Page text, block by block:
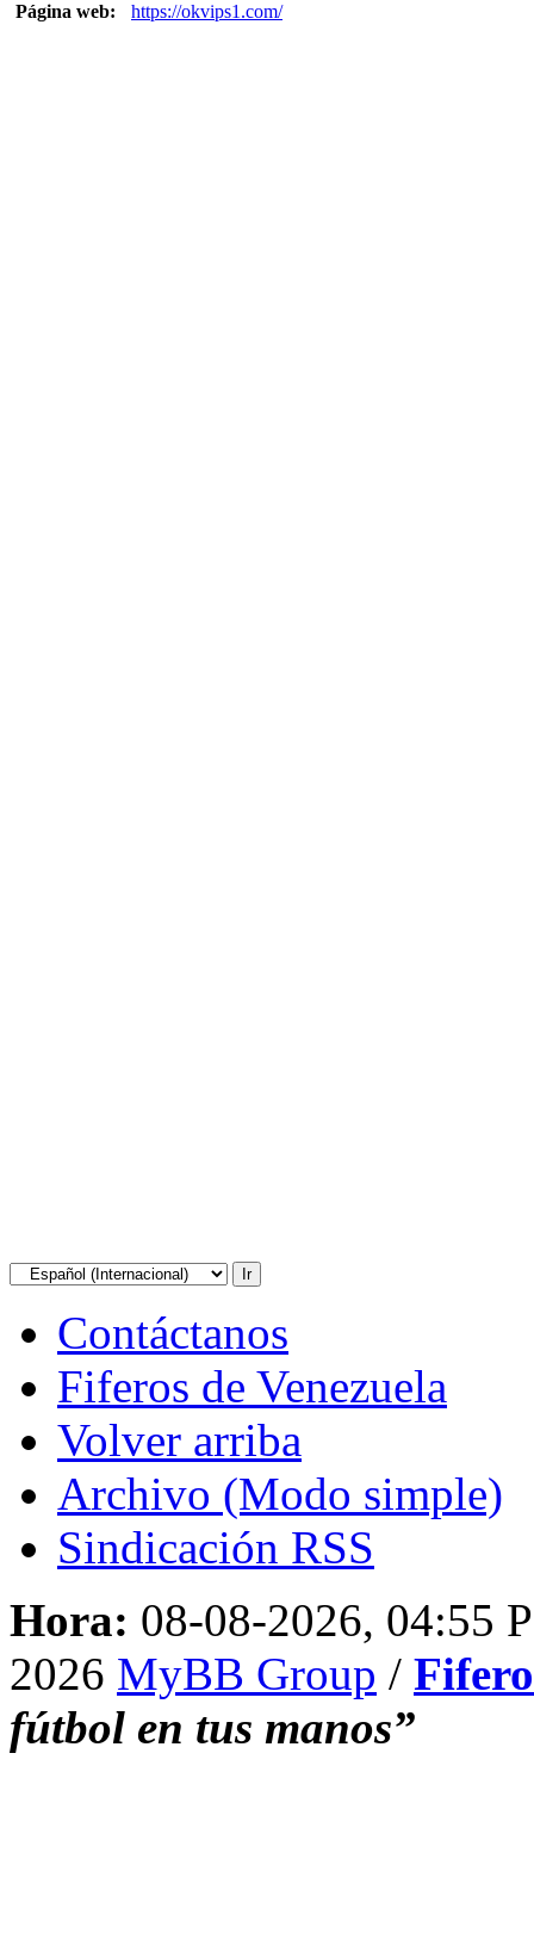
Página web:
https://okvips1.com/
Contáctanos
Fiferos de Venezuela
Volver arriba
Archivo (Modo simple)
Sindicación RSS
Hora: 08-08-2026, 04:55
2026 MyBB Group /
fútbol en tus manos”